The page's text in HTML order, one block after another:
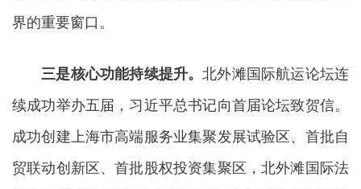
界的重要窗口。
三是核心功能持续提升。北外滩国际航运论坛连
续成功举办五届，习近平总书记向首届论坛致贺信。
成功创建上海市高端服务业集聚发展试验区、首批自
贸联动创新区、首批股权投资集聚区，北外滩国际法